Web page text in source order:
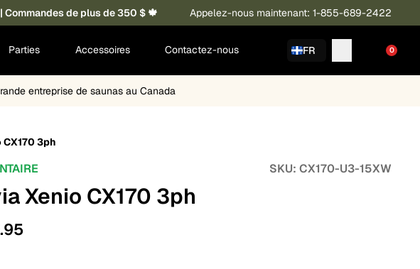
de plus de 350 $ 🍁 Appelez-nous maintenant: 1-855-689-2422
Parties Accessoires Contactez-nous FR 0
entreprise de saunas au Canada
3ph
SKU: CX170-U3-15XW
Xenio CX170 3ph